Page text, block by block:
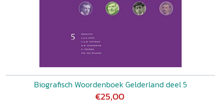
Biografisch Woordenboek Gelderland deel 5
€25,00